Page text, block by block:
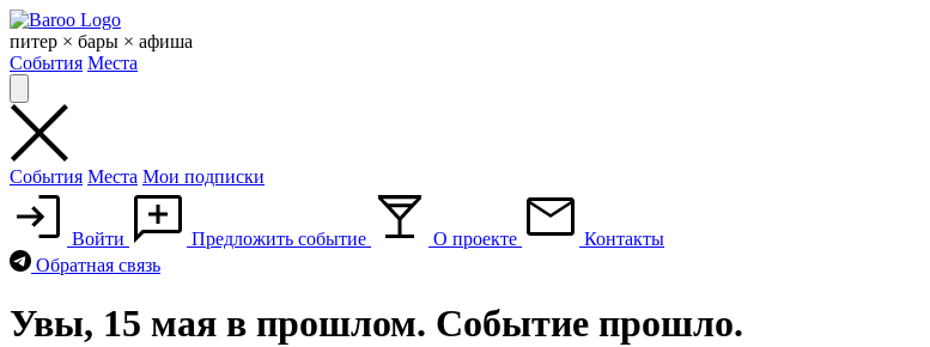
Skip
to
content
питер × бары × афиша
События Места
События Места Мои подписки
Войти Предложить событие О проекте
Контакты
Обратная связь
Увы, 15 мая в прошлом. Событие прошло.